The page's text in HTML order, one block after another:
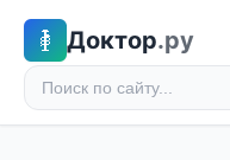
Доктор.ру